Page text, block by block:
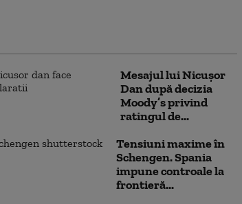
Mesajul lui Nicușor
Dan după decizia
Moody’s privind
ratingul de...
Tensiuni maxime în
Schengen. Spania
impune controale la
frontieră...